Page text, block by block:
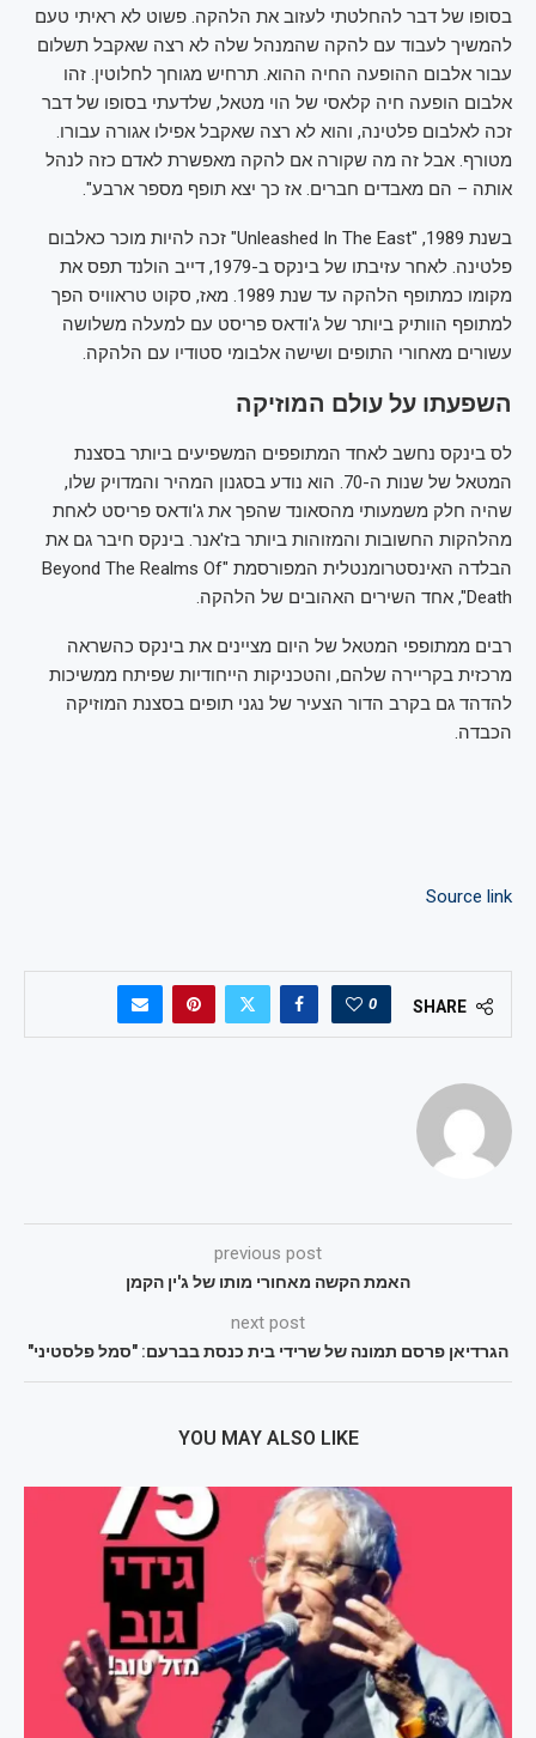
בסופו של דבר להחלטתי לעזוב את הלהקה. פשוט לא ראיתי טעם
להמשיך לעבוד עם להקה שהמנהל שלה לא רצה שאקבל תשלום
עבור אלבום ההופעה החיה ההוא. תרחיש מגוחך לחלוטין. זהו
אלבום הופעה חיה קלאסי של הוי מטאל, שלדעתי בסופו של דבר
זכה לאלבום פלטינה, והוא לא רצה שאקבל אפילו אגורה עבורו.
מטורף. אבל זה מה שקורה אם להקה מאפשרת לאדם כזה לנהל
אותה – הם מאבדים חברים. אז כך יצא תופף מספר ארבע".
בשנת 1989, "Unleashed In The East" זכה להיות מוכר כאלבום
פלטינה. לאחר עזיבתו של בינקס ב-1979, דייב הולנד תפס את
מקומו כמתופף הלהקה עד שנת 1989. מאז, סקוט טראוויס הפך
למתופף הוותיק ביותר של ג'ודאס פריסט עם למעלה משלושה
עשורים מאחורי התופים ושישה אלבומי סטודיו עם הלהקה.
השפעתו על עולם המוזיקה
לס בינקס נחשב לאחד המתופפים המשפיעים ביותר בסצנת
המטאל של שנות ה-70. הוא נודע בסגנון המהיר והמדויק שלו,
שהיה חלק משמעותי מהסאונד שהפך את ג'ודאס פריסט לאחת
מהלהקות החשובות והמזוהות ביותר בז'אנר. בינקס חיבר גם את
הבלדה האינסטרומנטלית המפורסמת "Beyond The Realms Of
Death", אחד השירים האהובים של הלהקה.
רבים ממתופפי המטאל של היום מציינים את בינקס כהשראה
מרכזית בקריירה שלהם, והטכניקות הייחודיות שפיתח ממשיכות
להדהד גם בקרב הדור הצעיר של נגני תופים בסצנת המוזיקה
הכבדה.
Source link
SHARE
0
previous post
האמת הקשה מאחורי מותו של ג'ין הקמן
next post
הגרדיאן פרסם תמונה של שרידי בית כנסת בברעם: "סמל פלסטיני"
YOU MAY ALSO LIKE